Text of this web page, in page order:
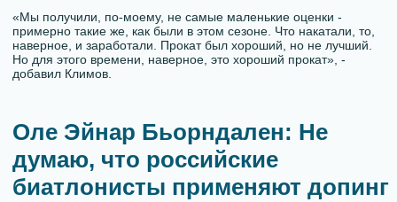
«Мы получили, по-моему, не самые маленькие оценки -
примерно такие же, как были в этом сезоне. Что накатали, то,
наверное, и заработали. Прокат был хороший, но не лучший.
Но для этого времени, наверное, это хороший прокат», -
добавил Климов.
Оле Эйнар Бьорндален: Не
думаю, что российские
биатлонисты применяют допинг